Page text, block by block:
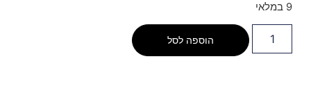
9 במלאי
הוספה לסל